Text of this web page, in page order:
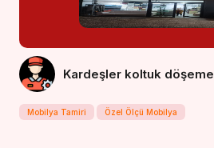
Kardeşler koltuk döşeme
Mobilya Tamiri Özel Ölçü Mobilya